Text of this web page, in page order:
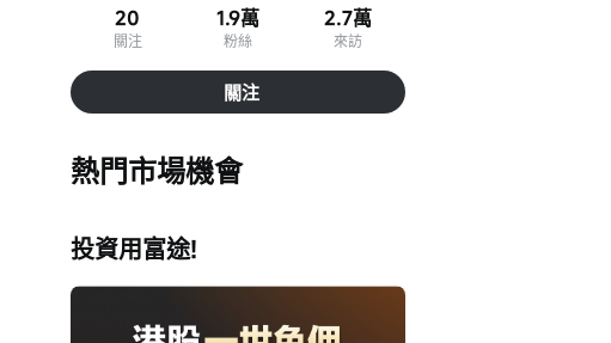
20
關注
1.9萬
粉絲
2.7萬
來訪
關注
熱門市場機會
投資用富途!